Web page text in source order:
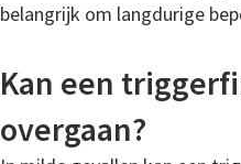
belangrijk om langdurige
Kan een
overgaan?